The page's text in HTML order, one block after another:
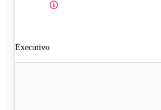
Executivo